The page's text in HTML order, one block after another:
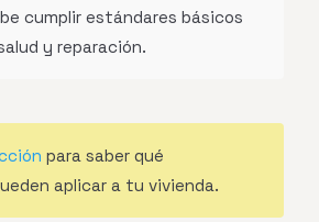
cumplir estándares básicos
y reparación.
para saber qué
aplicar a tu vivienda.